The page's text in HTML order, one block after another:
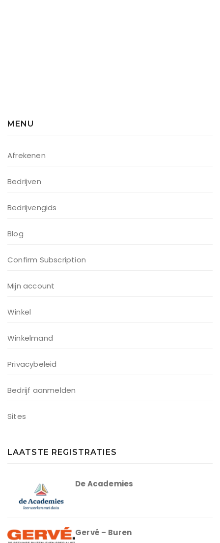
MENU
Afrekenen
Bedrijven
Bedrijvengids
Blog
Confirm Subscription
Mijn account
Winkel
Winkelmand
Privacybeleid
Bedrijf aanmelden
Sites
LAATSTE REGISTRATIES
De Academies
Gervé – Buren